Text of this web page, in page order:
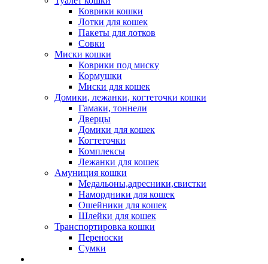
Коврики кошки
Лотки для кошек
Пакеты для лотков
Совки
Миски кошки
Коврики под миску
Кормушки
Миски для кошек
Домики, лежанки, когтеточки кошки
Гамаки, тоннели
Дверцы
Домики для кошек
Когтеточки
Комплексы
Лежанки для кошек
Амуниция кошки
Медальоны,адресники,свистки
Намордники для кошек
Ошейники для кошек
Шлейки для кошек
Транспортировка кошки
Переноски
Сумки